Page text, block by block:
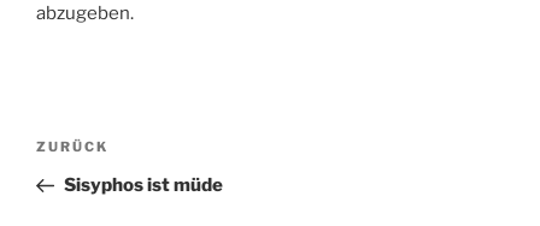
E
abzugeben.
i
V
o
ZURÜCK
Sisyphos ist müde